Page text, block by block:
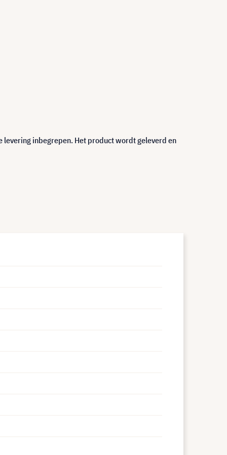
inbegrepen. Het product wordt geleverd en